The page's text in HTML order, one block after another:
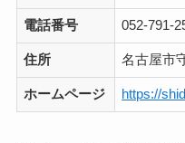
電話番号 052-791-
住所 名古屋市
ホームページ https://